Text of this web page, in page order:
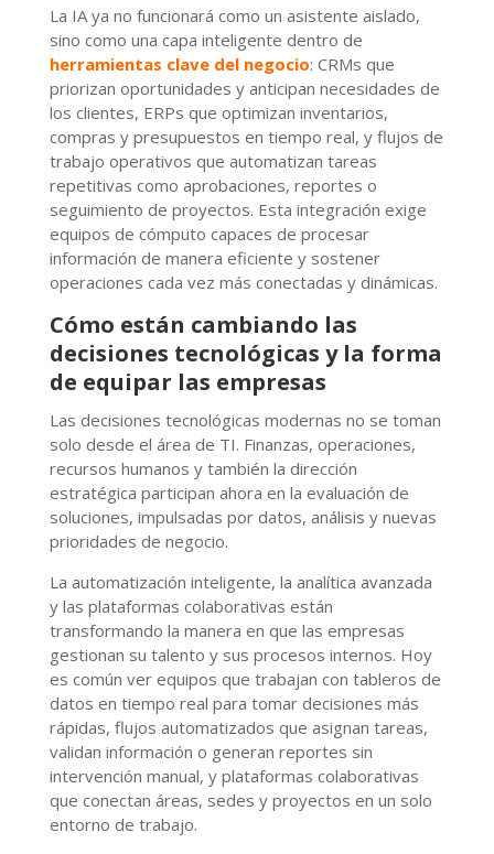
La IA ya no funcionará como un asistente aislado,
sino como una capa inteligente dentro de
herramientas clave del negocio: CRMs que
priorizan oportunidades y anticipan necesidades de
los clientes, ERPs que optimizan inventarios,
compras y presupuestos en tiempo real, y flujos de
trabajo operativos que automatizan tareas
repetitivas como aprobaciones, reportes o
seguimiento de proyectos. Esta integración exige
equipos de cómputo capaces de procesar
información de manera eficiente y sostener
operaciones cada vez más conectadas y dinámicas.
Cómo están cambiando las
decisiones tecnológicas y la forma
de equipar las empresas
Las decisiones tecnológicas modernas no se toman
solo desde el área de TI. Finanzas, operaciones,
recursos humanos y también la dirección
estratégica participan ahora en la evaluación de
soluciones, impulsadas por datos, análisis y nuevas
prioridades de negocio.
La automatización inteligente, la analítica avanzada
y las plataformas colaborativas están
transformando la manera en que las empresas
gestionan su talento y sus procesos internos. Hoy
es común ver equipos que trabajan con tableros de
datos en tiempo real para tomar decisiones más
rápidas, flujos automatizados que asignan tareas,
validan información o generan reportes sin
intervención manual, y plataformas colaborativas
que conectan áreas, sedes y proyectos en un solo
entorno de trabajo.